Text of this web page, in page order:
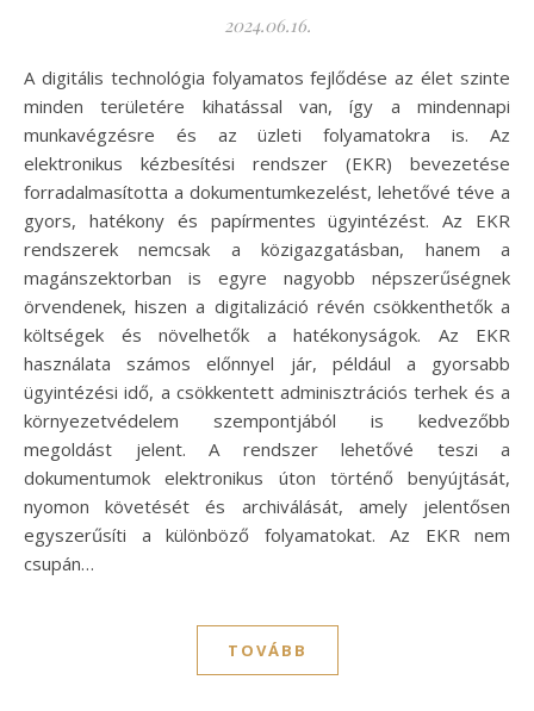
2024.06.16.
A digitális technológia folyamatos fejlődése az élet szinte
minden területére kihatással van, így a mindennapi
munkavégzésre és az üzleti folyamatokra is. Az
elektronikus kézbesítési rendszer (EKR) bevezetése
forradalmasította a dokumentumkezelést, lehetővé téve a
gyors, hatékony és papírmentes ügyintézést. Az EKR
rendszerek nemcsak a közigazgatásban, hanem a
magánszektorban is egyre nagyobb népszerűségnek
örvendenek, hiszen a digitalizáció révén csökkenthetők a
költségek és növelhetők a hatékonyságok. Az EKR
használata számos előnnyel jár, például a gyorsabb
ügyintézési idő, a csökkentett adminisztrációs terhek és a
környezetvédelem szempontjából is kedvezőbb
megoldást jelent. A rendszer lehetővé teszi a
dokumentumok elektronikus úton történő benyújtását,
nyomon követését és archiválását, amely jelentősen
egyszerűsíti a különböző folyamatokat. Az EKR nem
csupán…
TOVÁBB